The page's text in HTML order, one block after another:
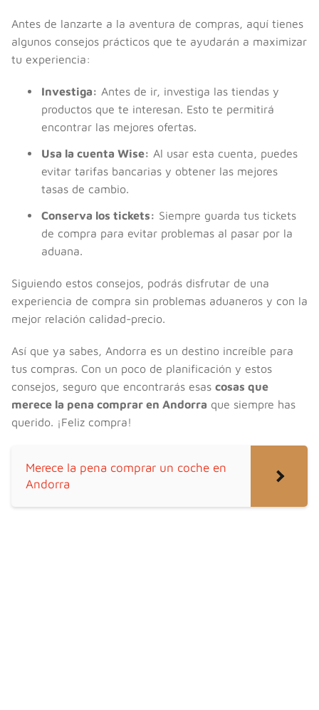
Antes de lanzarte a la aventura de compras, aquí tienes
algunos consejos prácticos que te ayudarán a maximizar
tu experiencia:
Investiga: Antes de ir, investiga las tiendas y
productos que te interesan. Esto te permitirá
encontrar las mejores ofertas.
Usa la cuenta Wise: Al usar esta cuenta, puedes
evitar tarifas bancarias y obtener las mejores
tasas de cambio.
Conserva los tickets: Siempre guarda tus tickets
de compra para evitar problemas al pasar por la
aduana.
Siguiendo estos consejos, podrás disfrutar de una
experiencia de compra sin problemas aduaneros y con la
mejor relación calidad-precio.
Así que ya sabes, Andorra es un destino increíble para
tus compras. Con un poco de planificación y estos
consejos, seguro que encontrarás esas cosas que
merece la pena comprar en Andorra que siempre has
querido. ¡Feliz compra!
Merece la pena comprar un coche en
Andorra